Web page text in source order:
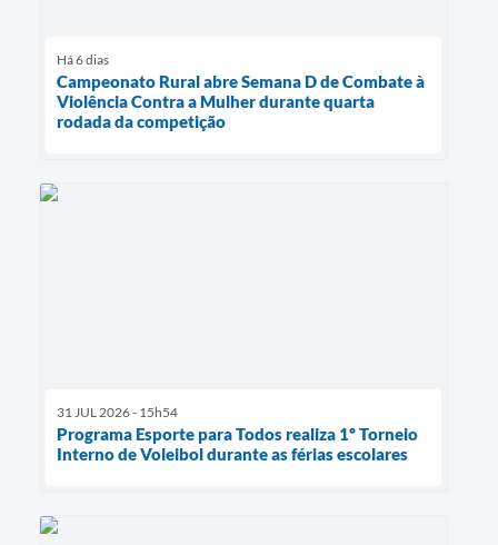
Há 6 dias
Campeonato Rural abre Semana D de Combate à
Violência Contra a Mulher durante quarta
rodada da competição
31 JUL 2026 - 15h54
Programa Esporte para Todos realiza 1º Torneio
Interno de Voleibol durante as férias escolares